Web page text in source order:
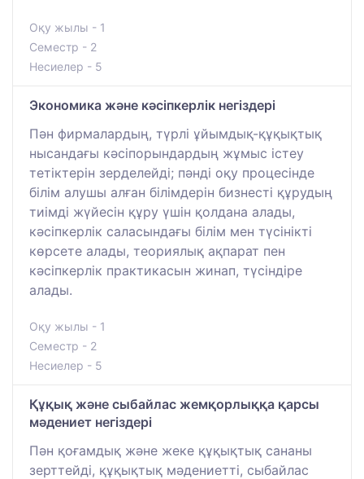
Оқу жылы - 1
Семестр - 2
Несиелер - 5
Экономика және кәсіпкерлік негіздері
Пән фирмалардың, түрлі ұйымдық-құқықтық
нысандағы кәсіпорындардың жұмыс істеу
тетіктерін зерделейді; пәнді оқу процесінде
білім алушы алған білімдерін бизнесті құрудың
тиімді жүйесін құру үшін қолдана алады,
кәсіпкерлік саласындағы білім мен түсінікті
көрсете алады, теориялық ақпарат пен
кәсіпкерлік практикасын жинап, түсіндіре
алады.
Оқу жылы - 1
Семестр - 2
Несиелер - 5
Құқық және сыбайлас жемқорлыққа қарсы
мәдениет негіздері
Пән қоғамдық және жеке құқықтық сананы
зерттейді, құқықтық мәдениетті, сыбайлас